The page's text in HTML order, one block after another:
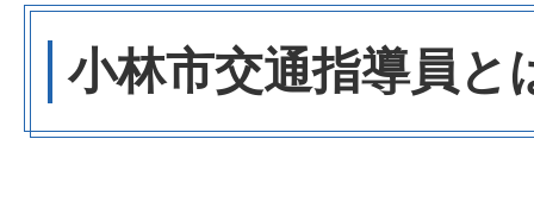
小林市交通指導員と